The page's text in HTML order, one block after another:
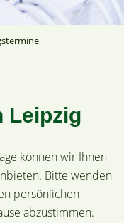
Leipzig
können wir Ihnen
Bitte wenden
persönlichen
abzustimmen.